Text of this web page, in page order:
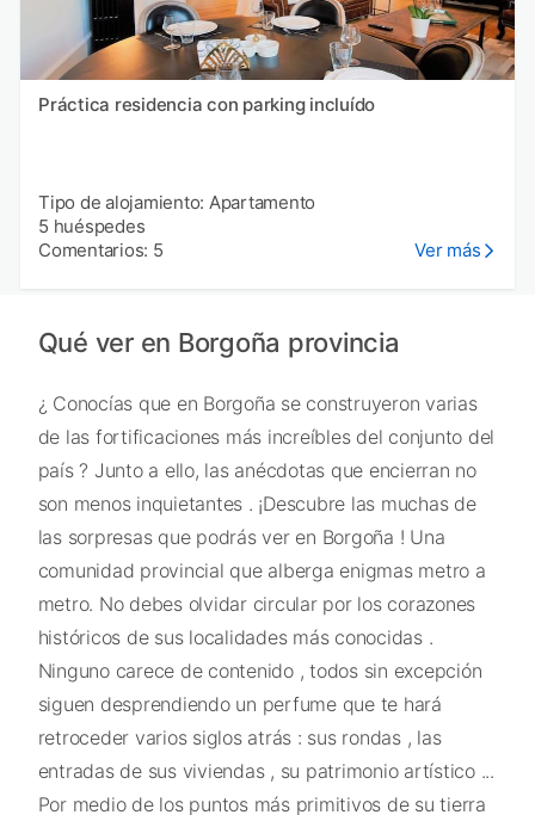
Práctica residencia con parking incluído
Tipo de alojamiento: Apartamento
5 huéspedes
Comentarios: 5
Ver más
Qué ver en Borgoña provincia
¿ Conocías que en Borgoña se construyeron varias
de las fortificaciones más increíbles del conjunto del
país ? Junto a ello, las anécdotas que encierran no
son menos inquietantes . ¡Descubre las muchas de
las sorpresas que podrás ver en Borgoña ! Una
comunidad provincial que alberga enigmas metro a
metro. No debes olvidar circular por los corazones
históricos de sus localidades más conocidas .
Ninguno carece de contenido , todos sin excepción
siguen desprendiendo un perfume que te hará
retroceder varios siglos atrás : sus rondas , las
entradas de sus viviendas , su patrimonio artístico ...
Por medio de los puntos más primitivos de su tierra